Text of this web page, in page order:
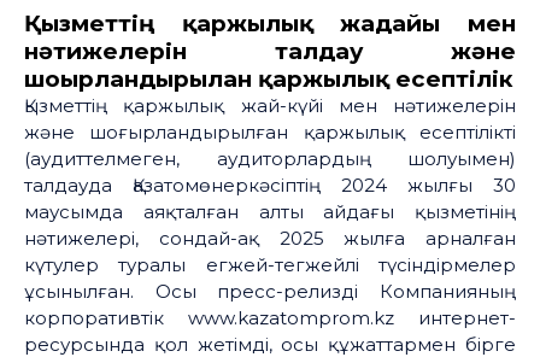
Қызметтің қаржылық жағдайы мен
нәтижелерін талдау және
шоғырландырылған қаржылық есептілік
Қызметтің қаржылық жай-күйі мен нәтижелерін
және шоғырландырылған қаржылық есептілікті
(аудиттелмеген, аудиторлардың шолуымен)
талдауда Қазатомөнеркәсіптің 2024 жылғы 30
маусымда аяқталған алты айдағы қызметінің
нәтижелері, сондай-ақ 2025 жылға арналған
күтулер туралы егжей-тегжейлі түсіндірмелер
ұсынылған. Осы пресс-релизді Компанияның
корпоративтік www.kazatomprom.kz интернет-
ресурсында қол жетімді, осы құжаттармен бірге